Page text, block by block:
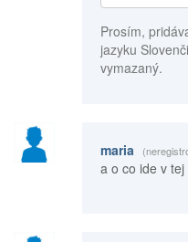
Prosím,
jazyku
vymazaný.
maria
a o co ide v tej